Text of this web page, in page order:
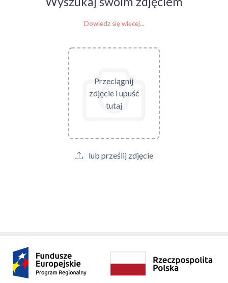
Dowiedz się więcej...
Przeciągnij
zdjęcie i upuść
tutaj
lub prześlij zdjęcie